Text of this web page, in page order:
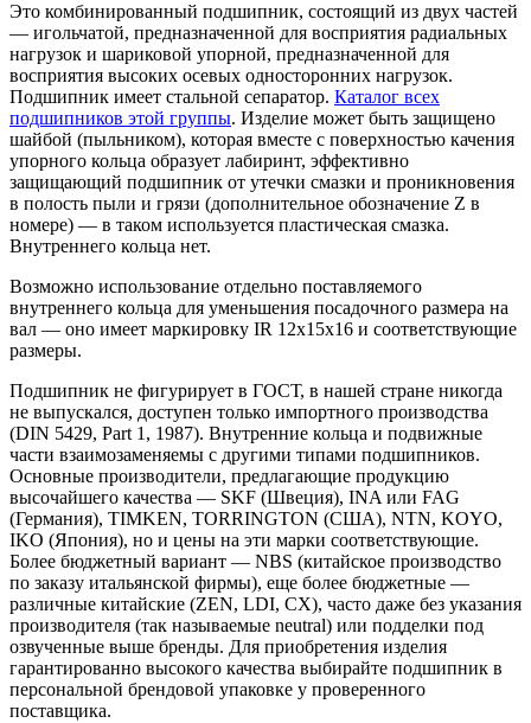
Это комбинированный подшипник, состоящий из двух частей
— игольчатой, предназначенной для восприятия радиальных
нагрузок и шариковой упорной, предназначенной для
восприятия высоких осевых односторонних нагрузок.
Подшипник имеет стальной сепаратор. Каталог всех
подшипников этой группы. Изделие может быть защищено
шайбой (пыльником), которая вместе с поверхностью качения
упорного кольца образует лабиринт, эффективно
защищающий подшипник от утечки смазки и проникновения
в полость пыли и грязи (дополнительное обозначение Z в
номере) — в таком используется пластическая смазка.
Внутреннего кольца нет.
Возможно использование отдельно поставляемого
внутреннего кольца для уменьшения посадочного размера на
вал — оно имеет маркировку IR 12x15x16 и соответствующие
размеры.
Подшипник не фигурирует в ГОСТ, в нашей стране никогда
не выпускался, доступен только импортного производства
(DIN 5429, Part 1, 1987). Внутренние кольца и подвижные
части взаимозаменяемы с другими типами подшипников.
Основные производители, предлагающие продукцию
высочайшего качества — SKF (Швеция), INA или FAG
(Германия), TIMKEN, TORRINGTON (США), NTN, KOYO,
IKO (Япония), но и цены на эти марки соответствующие.
Более бюджетный вариант — NBS (китайское производство
по заказу итальянской фирмы), еще более бюджетные —
различные китайские (ZEN, LDI, CX), часто даже без указания
производителя (так называемые neutral) или подделки под
озвученные выше бренды. Для приобретения изделия
гарантированно высокого качества выбирайте подшипник в
персональной брендовой упаковке у проверенного
поставщика.